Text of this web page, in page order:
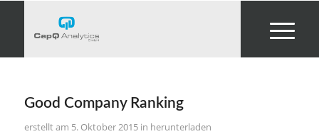
Good Company Ranking
5. Oktober 2015 in herunterladen